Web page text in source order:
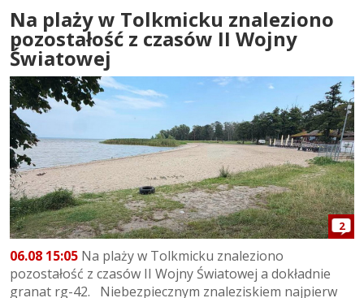
Na plaży w Tolkmicku znaleziono
pozostałość z czasów II Wojny
Światowej
2
06.08 15:05 Na plaży w Tolkmicku znaleziono
pozostałość z czasów II Wojny Światowej a dokładnie
granat rg-42. Niebezpiecznym znaleziskiem najpierw